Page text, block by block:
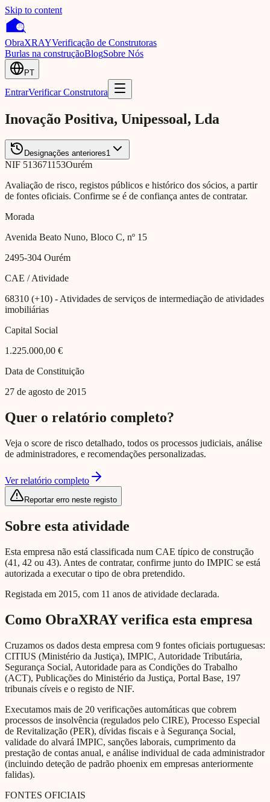
Skip to content
ObraXRAYVerificação de Construtoras
Burlas na construçãoBlogSobre Nós
PT
EntrarVerificar Construtora
Inovação Positiva, Unipessoal, Lda
Designações anteriores1
NIF 513671153Ourém
Avaliação de risco, registos públicos e histórico dos sócios, a partir
de fontes oficiais. Confirme se é de confiança antes de contratar.
Morada
Avenida Beato Nuno, Bloco C, nº 15
2495-304 Ourém
CAE / Atividade
68310 (+10) - Atividades de serviços de intermediação de atividades
imobiliárias
Capital Social
1.225.000,00 €
Data de Constituição
27 de agosto de 2015
Quer o relatório completo?
Veja o score de risco detalhado, todos os processos judiciais, análise
de administradores, e recomendações personalizadas.
Ver relatório completo
Reportar erro neste registo
Sobre esta atividade
Esta empresa não está classificada num CAE típico de construção
(41, 42 ou 43). Antes de contratar, confirme junto do IMPIC se está
autorizada a executar o tipo de obra pretendido.
Registada em 2015, com 11 anos de atividade declarada.
Como ObraXRAY verifica esta empresa
Cruzamos os dados desta empresa com 9 fontes oficiais portuguesas:
CITIUS (Ministério da Justiça), IMPIC, Autoridade Tributária,
Segurança Social, Autoridade para as Condições do Trabalho
(ACT), Publicações do Ministério da Justiça, Portal Base, 197
tribunais cíveis e o registo de NIF.
Executamos mais de 20 verificações automáticas que cobrem
processos de insolvência (regulados pelo CIRE), Processo Especial
de Revitalização (PER), dívidas fiscais e à Segurança Social,
validade do alvará IMPIC, sanções laborais, cumprimento da
prestação de contas anual, e análise individual de cada administrador
(incluindo deteção de padrão phoenix em empresas anteriormente
falidas).
FONTES OFICIAIS